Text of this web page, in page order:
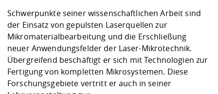
Jobs, Praktika,
Schwerpunkte seiner wissenschaftlichen Arbeit sind
der Einsatz von gepulsten Laserquellen zur
Mikromaterialbearbeitung und die Erschließung
neuer Anwendungsfelder der Laser-Mikrotechnik.
Übergreifend beschäftigt er sich mit Technologien zur
Fertigung von kompletten Mikrosystemen. Diese
Forschungsgebiete vertritt er auch in seiner